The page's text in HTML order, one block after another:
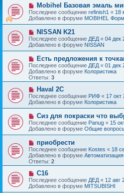
Н
о
в
о
е
с
о
о
б
щ
е
н
и
е
Mobihel Базовая эмаль
Последнее сообщение refinish1 « 18
Добавлено в форуме MOBIHEL
Н
о
в
о
е
с
о
о
б
е
н
и
е
NISSAN K21
Последнее сообщение ДЕД « 04 дек
Добавлено в форуме NISSAN
Н
о
в
о
е
с
о
о
б
е
н
и
е
Есть предложения к
Последнее сообщение ДЕД « 01 дек
Добавлено в форуме Колористика
Ответы: 3
Н
о
в
о
с
о
о
б
щ
е
н
и
е
Haval 2C
Последнее сообщение РИФ « 17 окт
Добавлено в форуме Колористика
Н
о
в
о
с
о
о
б
е
н
и
Сиз для покраски что
Последнее сообщение Panug « 15
Добавлено в форуме Общие
Н
о
в
о
е
с
о
б
приобрести
Последнее сообщение Kostes « 18
Добавлено в форуме Автоматизация
Ответы: 2
Н
о
в
о
C16
Последнее сообщение ДЕД « 12 авг
Добавлено в форуме MITSUBISHI